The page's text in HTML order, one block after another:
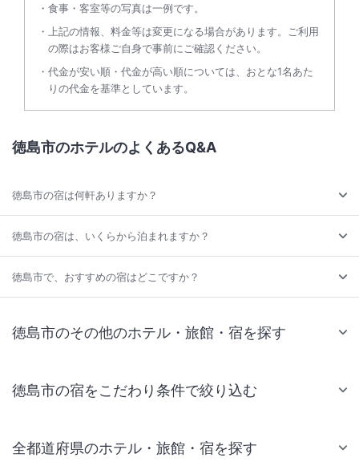
食事・客室等の写真は一例です。
上記の情報、料金等は変更になる場合があります。ご利用
の際はお客様ご自身で事前にご確認ください。
代金が安い順・代金が高い順については、おとな1名あた
りの代金を基準としています。
徳島市のホテルのよくあるQ&A
徳島市の宿は何軒ありますか？
徳島市の宿は、いくらから泊まれますか？
徳島市で、おすすめの宿はどこですか？
徳島市のその他のホテル・旅館・宿を探す
徳島市の宿をこだわり条件で絞り込む
全都道府県のホテル・旅館・宿を探す